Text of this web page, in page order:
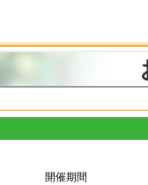
開催期間